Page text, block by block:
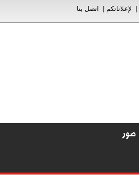
لإعلاناتكم اتصل بنا
صور